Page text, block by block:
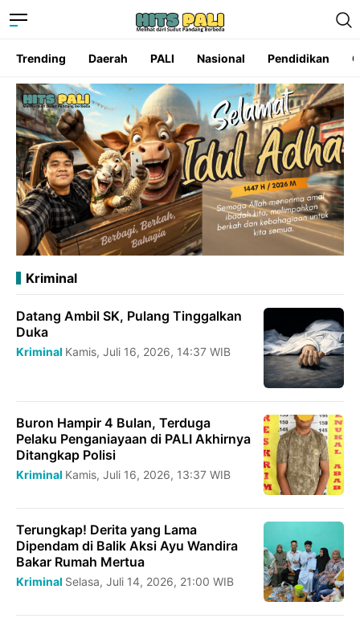
Trending Daerah PALI Nasional Pendidikan
Kriminal
Datang Ambil SK, Pulang Tinggalkan
Duka
Kriminal Kamis, Juli 16, 2026, 14:37 WIB
Buron Hampir 4 Bulan, Terduga
Pelaku Penganiayaan di PALI Akhirnya
Ditangkap Polisi
Kriminal Kamis, Juli 16, 2026, 13:37 WIB
Terungkap! Derita yang Lama
Dipendam di Balik Aksi Ayu Wandira
Bakar Rumah Mertua
Kriminal Selasa, Juli 14, 2026, 21:00 WIB